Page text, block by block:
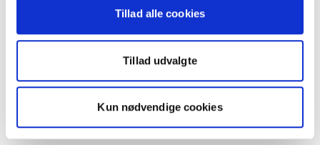
Tillad alle cookies
Tillad udvalgte
Kun nødvendige cookies